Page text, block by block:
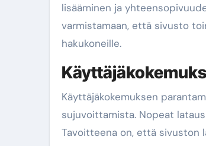
lisääminen ja
varmistamaan, että sivusto
hakukoneille.
Käyttäjäkokemuksen
sujuvoittamista. Nopeat
Tavoitteena on, että sivuston